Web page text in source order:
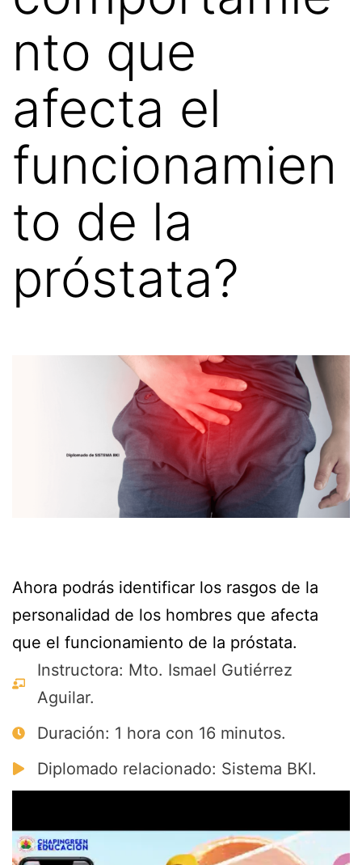
nto que
afecta el
funcionamien
to de la
próstata?
Ahora podrás identificar los rasgos de la
personalidad de los hombres que afecta
que el funcionamiento de la próstata.
Instructora: Mto. Ismael Gutiérrez
Aguilar.
Duración: 1 hora con 16 minutos.
Diplomado relacionado: Sistema BKI.